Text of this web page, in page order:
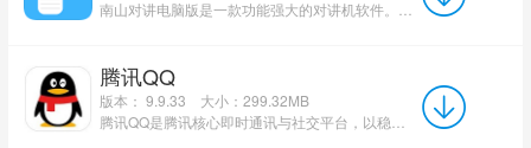
腾讯QQ
版本： 9.9.33
大小：299.32MB
腾讯QQ是腾讯核心即时通讯与社交平台，以稳定高效的即时消息、语音视频通话和文件传输为基础，深度融合QQ空...